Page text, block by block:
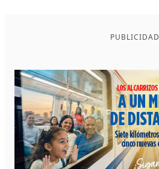
PUBLICIDAD